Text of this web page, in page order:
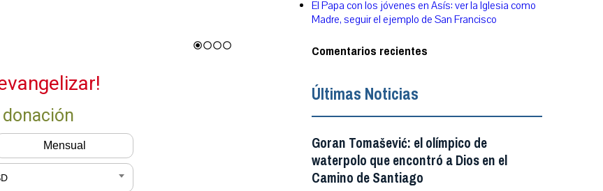
El Papa con los jóvenes en Asís: ver la Iglesia como
Madre, seguir el ejemplo de San Francisco
Comentarios recientes
Últimas Noticias
Goran Tomašević: el olímpico de
waterpolo que encontró a Dios en el
Camino de Santiago